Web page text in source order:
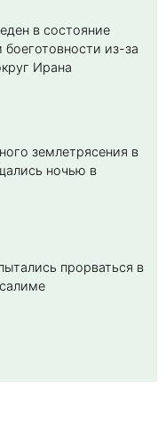
в состояние
из-за
Ирана
землетрясения в
ночью в
прорваться в